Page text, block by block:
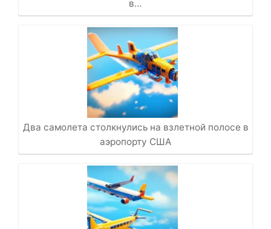
в…
Два самолета столкнулись на взлетной полосе в
аэропорту США